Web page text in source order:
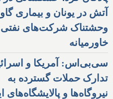
آتش در یونان و بیماری
وحشتناک شرکت‌های نفتی
خاورمیانه
سی‌بی‌اس: آمریکا و
تدارک حملات گسترده به
نیروگاه‌ها و پالایشگاه‌های